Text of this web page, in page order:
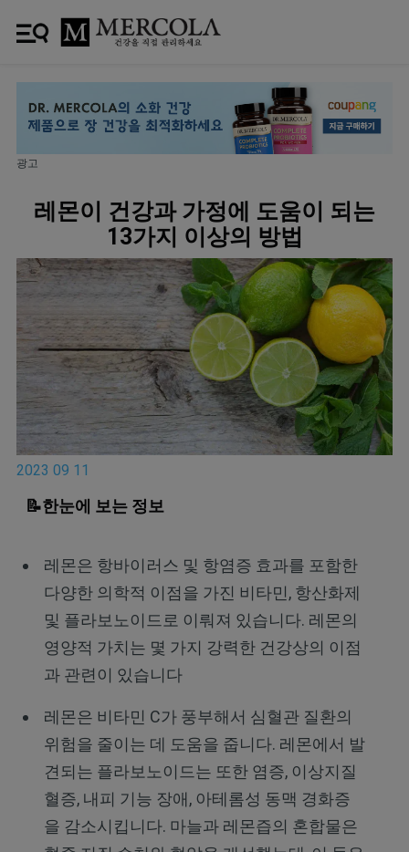
광고
레몬이 건강과 가정에 도움이 되는
13가지 이상의 방법
2023 09 11
📝한눈에 보는 정보
레몬은 항바이러스 및 항염증 효과를 포함한
다양한 의학적 이점을 가진 비타민, 항산화제
및 플라보노이드로 이뤄져 있습니다. 레몬의
영양적 가치는 몇 가지 강력한 건강상의 이점
과 관련이 있습니다
레몬은 비타민 C가 풍부해서 심혈관 질환의
위험을 줄이는 데 도움을 줍니다. 레몬에서 발
견되는 플라보노이드는 또한 염증, 이상지질
혈증, 내피 기능 장애, 아테롬성 동맥 경화증
을 감소시킵니다. 마늘과 레몬즙의 혼합물은